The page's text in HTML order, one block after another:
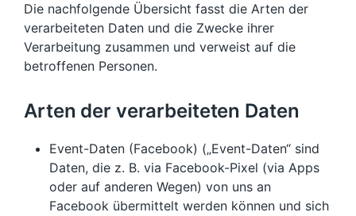
Die nachfolgende Übersicht fasst die Arten der
verarbeiteten Daten und die Zwecke ihrer
Verarbeitung zusammen und verweist auf die
betroffenen Personen.
Arten der verarbeiteten Daten
Event-Daten (Facebook) („Event-Daten“ sind
Daten, die z. B. via Facebook-Pixel (via Apps
oder auf anderen Wegen) von uns an
Facebook übermittelt werden können und sich